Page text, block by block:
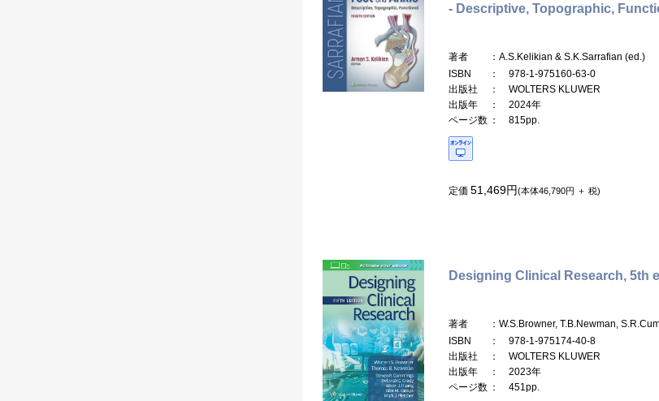
- Descriptive, Topographic,
著者
：A.S.Kelikian & S.K.Sarrafian (ed.)
ISBN
： 978-1-975160-63-0
出版社
： WOLTERS KLUWER
出版年
： 2024年
ページ数 ： 815pp.
定価 51,469円(本体46,790円 ＋ 税)
Designing Clinical Research, 5th
著者
：W.S.Browner, T.B.Newman,
ISBN
： 978-1-975174-40-8
出版社
： WOLTERS KLUWER
出版年
： 2023年
ページ数 ： 451pp.